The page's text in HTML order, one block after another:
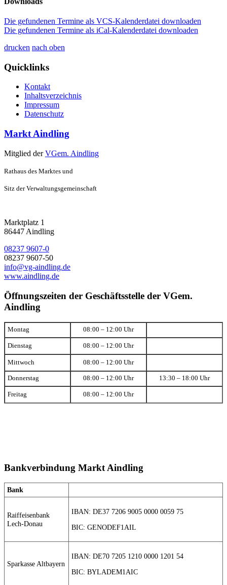
Die gefundenen Termine als VCS-Kalenderdatei downloaden
Die gefundenen Termine als iCal-Kalenderdatei downloaden
drucken nach oben
Quicklinks
Kontakt
Inhaltsverzeichnis
Impressum
Datenschutz
Markt Aindling
Mitglied derVGem. Aindling
Rathaus des Marktes und
Sitz der Verwaltungsgemeinschaft
Marktplatz 1
86447 Aindling
08237 9607-0
08237 9607-50
info@vg-aindling.de
www.aindling.de
Öffnungszeiten der Geschäftsstelle der VGem.
Aindling
Montag 08:00 – 12:00 Uhr
Dienstag 08:00 – 12:00 Uhr
Mittwoch 08:00 – 12:00 Uhr
Donnerstag 08:00 – 12:00 Uhr 13:30 – 18:00 Uhr
Freitag 08:00 – 12:00 Uhr
Bankverbindung Markt Aindling
Bank
Raiffeisenbank
Lech-Donau
IBAN: DE37 7206 9005 0000 0059 75
BIC: GENODEF1AIL
Sparkasse Altbayern
IBAN: DE70 7205 1210 0000 1201 54
BIC: BYLADEM1AIC